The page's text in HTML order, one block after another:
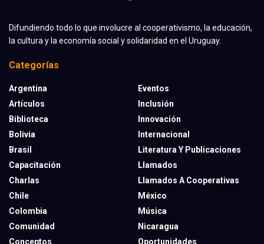
Difundiendo todo lo que involucre al cooperativismo, la educación,
la cultura y la economía social y solidaridad en el Uruguay.
Categorías
Argentina
Artículos
Biblioteca
Bolivia
Brasil
Capacitación
Charlas
Chile
Colombia
Comunidad
Conceptos
Eventos
Inclusión
Innovación
Internacional
Literatura Y Publicaciones
Llamados
Llamados A Cooperativas
México
Música
Nicaragua
Oportunidades